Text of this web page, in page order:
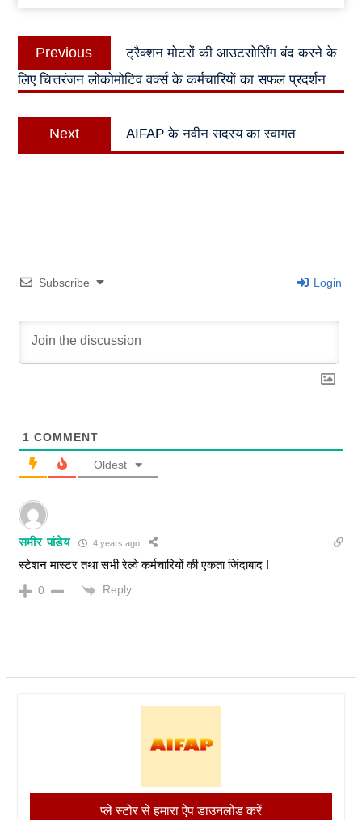
Post
navigation
Previous
Previous
post:
ट्रैक्शन मोटरों की आउटसोर्सिंग बंद करने के
लिए चित्तरंजन लोकोमोटिव वर्क्स के कर्मचारियों का सफल प्रदर्शन
Next
post:
AIFAP के नवीन सदस्य का स्वागत
Subscribe Login
1 COMMENT
Oldest
समीर पांडेय 4 years ago
स्टेशन मास्टर तथा सभी रेल्वे कर्मचारियों की एकता जिंदाबाद !
0 Reply
प्ले स्टोर से हमारा ऐप डाउनलोड करें